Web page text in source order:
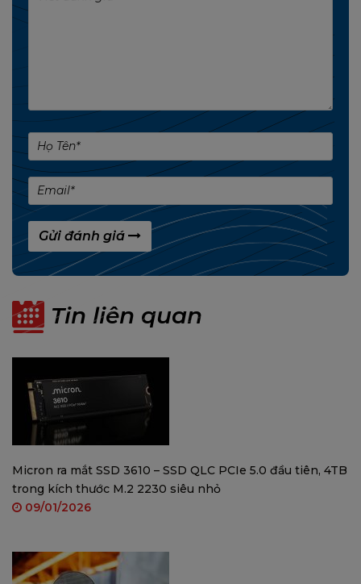
Sản phẩm có 3 cổng DisplayPort và 1 cổng HDMI,
giúp dễ dàng kết nối với các loại màn hình hiện
đại. Điều này đặc biệt hữu ích cho những người
cần hiệu năng đồ họa cao để xử lý các công việc
như thiết kế đồ họa, chỉnh sửa video hay chơi
game trên nhiều màn hình cùng lúc.
Tối Ưu Năng Lượng
điện năng, và chỉ yêu cầu nguồn phụ 1x 8-pin với
công suất nguồn tối thiểu là 450W, dễ dàng tương
Bảo Hành Chính Hãng
Sản phẩm được bảo hành chính hãng 12 tháng,
mang lại sự an tâm cho người dùng trong suốt
quá trình sử dụng.
Nâng cấp hệ thống của bạn ngay hôm nay với
Gửi đánh giá
Tin liên quan
Micron ra mắt SSD 3610 – SSD QLC PCIe 5.0 đầu tiên, 4TB
trong kích thước M.2 2230 siêu nhỏ
09/01/2026